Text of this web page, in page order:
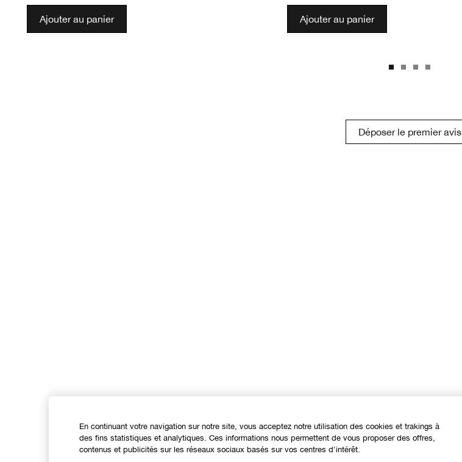
Ajouter au panier Ajouter au panier
Déposer le premier avis
En continuant votre navigation sur notre site, vous acceptez notre utilisation des cookies et trakings à
des fins statistiques et analytiques. Ces informations nous permettent de vous proposer des offres,
contenus et publicités sur les réseaux sociaux basés sur vos centres d'intérêt.